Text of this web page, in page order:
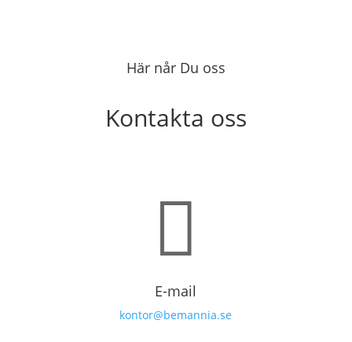
Här når Du oss
Kontakta oss

E-mail
kontor@bemannia.se